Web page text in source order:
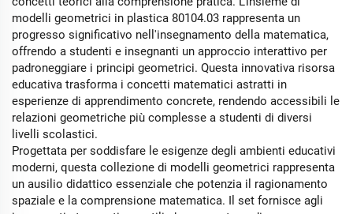
modelli geometrici in plastica 80104.03 rappresenta un
progresso significativo nell'insegnamento della matematica,
offrendo a studenti e insegnanti un approccio interattivo per
padroneggiare i principi geometrici. Questa innovativa risorsa
educativa trasforma i concetti matematici astratti in
esperienze di apprendimento concrete, rendendo accessibili le
relazioni geometriche più complesse a studenti di diversi
livelli scolastici.
Progettata per soddisfare le esigenze degli ambienti educativi
moderni, questa collezione di modelli geometrici rappresenta
un ausilio didattico essenziale che potenzia il ragionamento
spaziale e la comprensione matematica. Il set fornisce agli